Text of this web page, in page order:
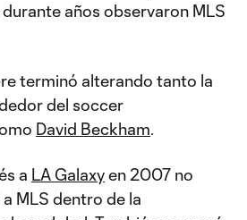
años observaron MLS
terminó alterando tanto la
del soccer
David Beckham.
a LA Galaxyen 2007 no
MLS dentro de la